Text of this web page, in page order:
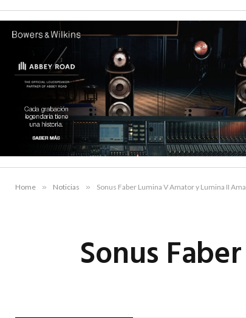
Home » Noticias » Sonus Faber Lumina V Amator y Lumina II
Sonus